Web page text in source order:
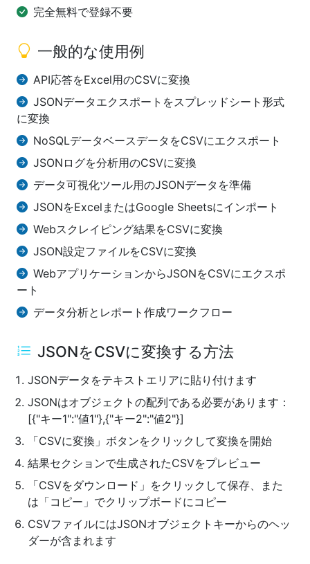
完全無料で登録不要
一般的な使用例
API応答をExcel用のCSVに変換
JSONデータエクスポートをスプレッドシート形式
に変換
NoSQLデータベースデータをCSVにエクスポート
JSONログを分析用のCSVに変換
データ可視化ツール用のJSONデータを準備
JSONをExcelまたはGoogle Sheetsにインポート
Webスクレイピング結果をCSVに変換
JSON設定ファイルをCSVに変換
WebアプリケーションからJSONをCSVにエクスポ
ート
データ分析とレポート作成ワークフロー
JSONをCSVに変換する方法
JSONデータをテキストエリアに貼り付けます
JSONはオブジェクトの配列である必要があります：
[{"キー1":"値1"},{"キー2":"値2"}]
「CSVに変換」ボタンをクリックして変換を開始
結果セクションで生成されたCSVをプレビュー
「CSVをダウンロード」をクリックして保存、また
は「コピー」でクリップボードにコピー
CSVファイルにはJSONオブジェクトキーからのヘッ
ダーが含まれます